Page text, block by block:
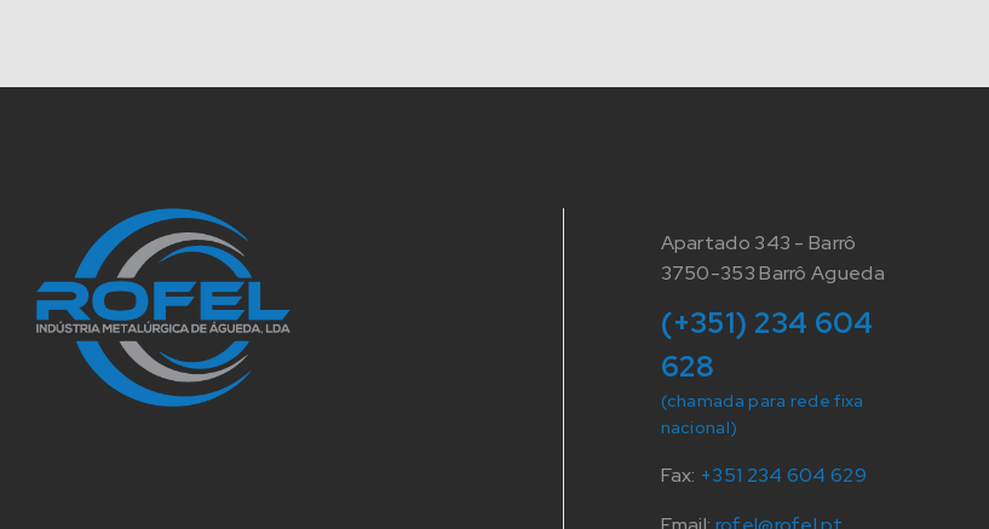
Apartado 343 - Barrô
3750-353 Barrô Agueda
(+351) 234 604
628
(chamada para rede fixa
nacional)
Fax: +351 234 604 629